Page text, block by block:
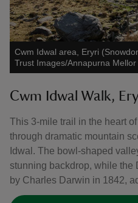
Cwm Idwal area, Eryri
Trust Images/Annapurna Mellor
Cwm Idwal Walk,
This 3-mile trail in the heart
through dramatic mountain
Idwal. The bowl-shaped
stunning backdrop, while the
by Charles Darwin in 1842,